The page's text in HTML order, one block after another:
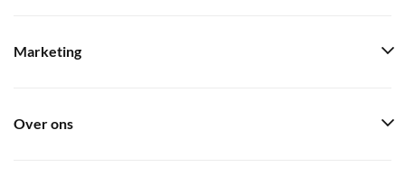
Marketing
Over ons